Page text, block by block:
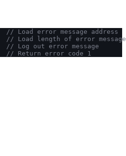
// Load error message address
// Load length of error message
// Log out error message
// Return error code 1